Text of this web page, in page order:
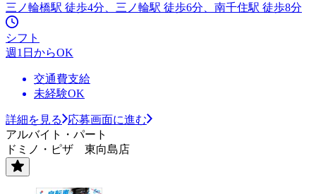
三ノ輪橋駅 徒歩4分、三ノ輪駅 徒歩6分、南千住駅 徒歩8分
シフト
週1日からOK
交通費支給
未経験OK
詳細を見る
応募画面に進む
アルバイト・パート
ドミノ・ピザ 東向島店